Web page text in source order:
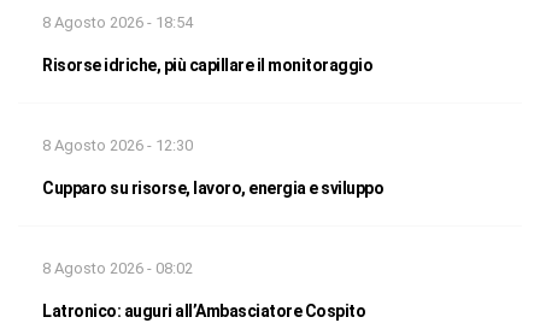
8 Agosto 2026 - 18:54
Risorse idriche, più capillare il monitoraggio
8 Agosto 2026 - 12:30
Cupparo su risorse, lavoro, energia e sviluppo
8 Agosto 2026 - 08:02
Latronico: auguri all’Ambasciatore Cospito